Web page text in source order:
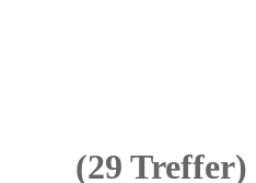
(29 Treffer)